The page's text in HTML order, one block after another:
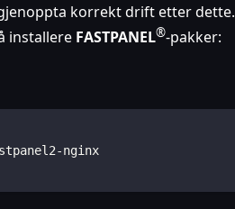
korrekt drift etter dette.
installere FASTPANEL®-pakker:
nginx